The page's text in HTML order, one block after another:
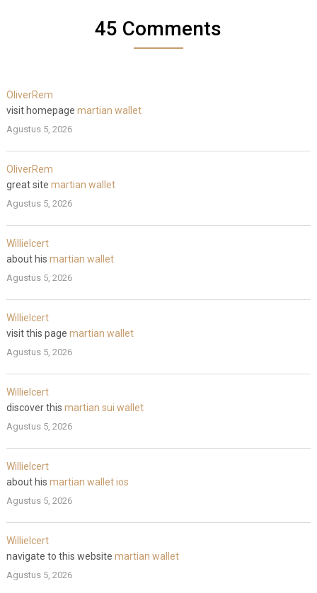
45 Comments
OliverRem
visit homepage martian wallet
Agustus 5, 2026
OliverRem
great site martian wallet
Agustus 5, 2026
WillieIcert
about his martian wallet
Agustus 5, 2026
WillieIcert
visit this page martian wallet
Agustus 5, 2026
WillieIcert
discover this martian sui wallet
Agustus 5, 2026
WillieIcert
about his martian wallet ios
Agustus 5, 2026
WillieIcert
navigate to this website martian wallet
Agustus 5, 2026